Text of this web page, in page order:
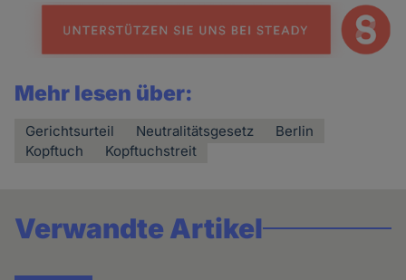
Mehr lesen über:
Gerichtsurteil Neutralitätsgesetz
Berlin
Kopftuch
Kopftuchstreit
Verwandte Artikel